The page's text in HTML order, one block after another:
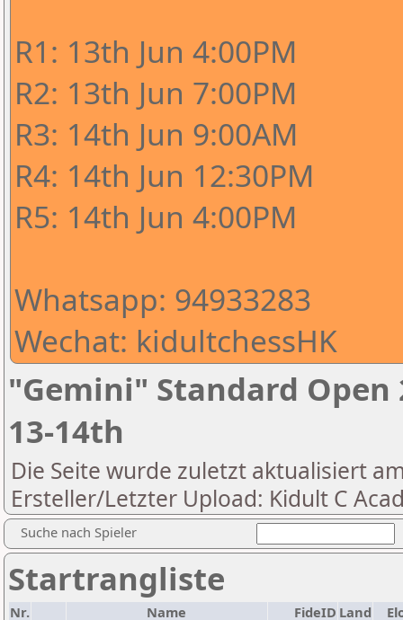
R1: 13th Jun 4:00PM
R2: 13th Jun 7:00PM
R3: 14th Jun 9:00AM
R4: 14th Jun 12:30PM
R5: 14th Jun 4:00PM
Whatsapp: 94933283
Wechat: kidultchessHK
"Gemini" Standard Open
13-14th
Die Seite wurde zuletzt aktualisiert
Ersteller/Letzter Upload: Kidult C
Suche nach Spieler
Startrangliste
Nr. Name FideID Land